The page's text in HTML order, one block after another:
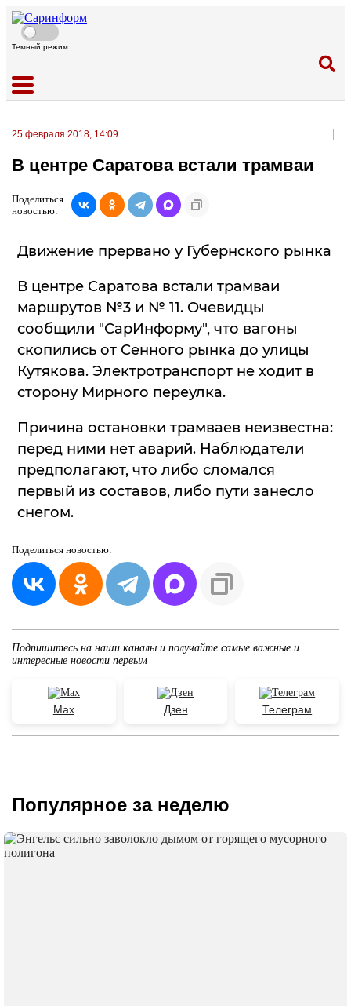
Темный режим
25 февраля 2018, 14:09
В центре Саратова встали трамваи
Поделиться
новостью:
Движение прервано у Губернского рынка
В центре Саратова встали трамваи
маршрутов №3 и № 11. Очевидцы
сообщили "СарИнформу", что вагоны
скопились от Сенного рынка до улицы
Кутякова. Электротранспорт не ходит в
сторону Мирного переулка.
Причина остановки трамваев неизвестна:
перед ними нет аварий. Наблюдатели
предполагают, что либо сломался
первый из составов, либо пути занесло
снегом.
Поделиться новостью:
Подпишитесь на наши каналы и получайте самые важные и
интересные новости первым
Max Дзен Телеграм
Популярное за неделю